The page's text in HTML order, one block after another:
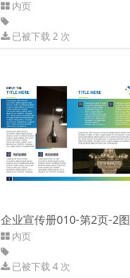
内页
已被下载 2 次
企业宣传册010-第2页-2图
内页
已被下载 4 次